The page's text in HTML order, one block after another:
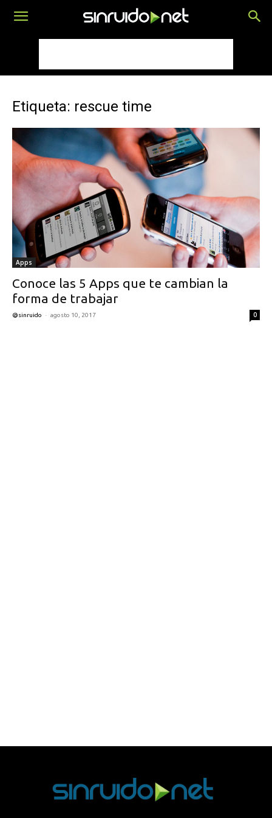
Etiqueta: rescue time
Apps
Conoce las 5 Apps que te cambian la
forma de trabajar
@sinruido - agosto 10, 2017 0